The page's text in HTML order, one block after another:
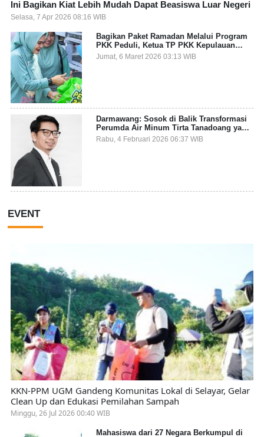
Ini Bagikan Kiat Lebih Mudah Dapat Beasiswa Luar Negeri
Selasa, 7 Apr 2026 08:16 WIB
Bagikan Paket Ramadan Melalui Program
PKK Peduli, Ketua TP PKK Kepulauan
Selayar: Puasa Adalah Ajang Melatih
Kepekaan Sosial
Jumat, 6 Maret 2026 03:13 WIB
Darmawang: Sosok di Balik Transformasi
Perumda Air Minum Tirta Tanadoang yang
Makin Inovatif
Rabu, 4 Februari 2026 06:37 WIB
EVENT
KKN-PPM UGM Gandeng Komunitas Lokal di Selayar, Gelar
Clean Up dan Edukasi Pemilahan Sampah
Minggu, 26 Jul 2026 00:40 WIB
Mahasiswa dari 27 Negara Berkumpul di